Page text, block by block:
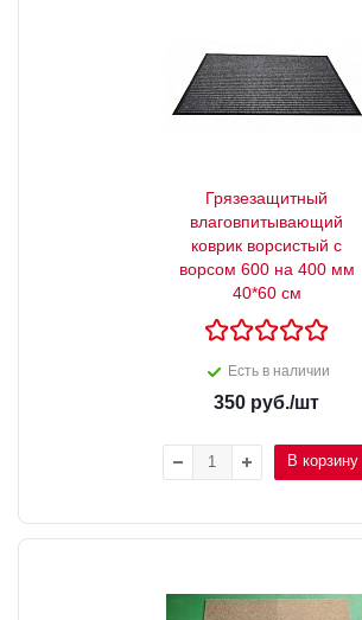
Грязезащитный
влаговпитывающий
коврик ворсистый с
ворсом 600 на 400 мм
40*60 см
Есть в наличии
350 руб./шт
В корзину